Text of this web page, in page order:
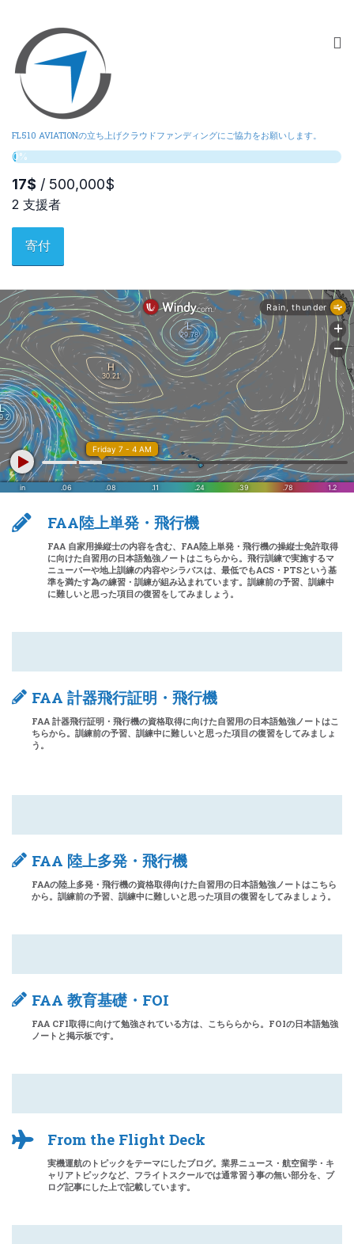
FL510 AVIATIONの立ち上げクラウドファンディングにご協力をお願いします。
寄付
FAA陸上単発・飛行機
FAA 自家用操縦士の内容を含む、FAA陸上単発・飛行機の操縦士免許取得
に向けた自習用の日本語勉強ノートはこちらから。飛行訓練で実施するマ
ニューバーや地上訓練の内容やシラバスは、最低でもACS・PTSという基
準を満たす為の練習・訓練が組み込まれています。訓練前の予習、訓練中
に難しいと思った項目の復習をしてみましょう。
FAA 計器飛行証明・飛行機
FAA 計器飛行証明・飛行機の資格取得に向けた自習用の日本語勉強ノートはこ
ちらから。訓練前の予習、訓練中に難しいと思った項目の復習をしてみましょ
う。
FAA 陸上多発・飛行機
FAAの陸上多発・飛行機の資格取得向けた自習用の日本語勉強ノートはこちら
から。訓練前の予習、訓練中に難しいと思った項目の復習をしてみましょう。
FAA 教育基礎・FOI
FAA CFI取得に向けて勉強されている方は、こちららから。FOIの日本語勉強
ノートと掲示板です。
From the Flight Deck
実機運航のトピックをテーマにしたブログ。業界ニュース・航空留学・キ
ャリアトピックなど、フライトスクールでは通常習う事の無い部分を、ブ
ログ記事にした上で記載しています。